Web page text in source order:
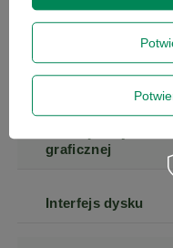
RAM
Pojemność
dysku
graficznej
Interfejs dysku